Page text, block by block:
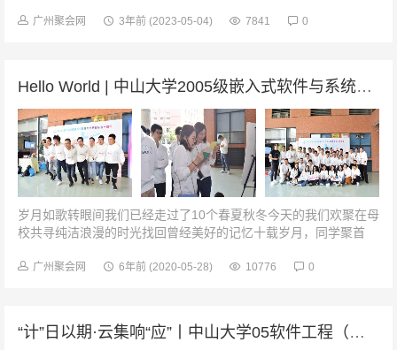
大人忆往昔峥嵘岁...
广州聚会网 3年前 (2023-05-04) 7841 0
Hello World | 中山大学2005级嵌入式软件与系统班毕业10周年聚会
岁月如歌转眼间我们已经走过了10个春夏秋冬今天的我们欢聚在母
校共寻纯洁浪漫的时光找回曾经美好的记忆十载岁月，同学聚首
入式软件与系统班的...
广州聚会网 6年前 (2020-05-28) 10776 0
“计”日以期·云集响“应”丨中山大学05软件工程（计算机应用软件）毕业10周年